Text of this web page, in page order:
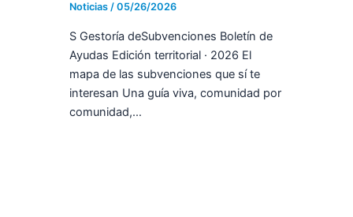
Noticias/ 05/26/2026
S Gestoría deSubvenciones Boletín de
Ayudas Edición territorial · 2026 El
mapa de las subvenciones que sí te
interesan Una guía viva, comunidad por
comunidad,…